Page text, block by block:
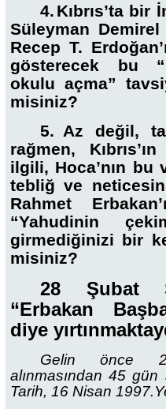
4. Kıbrıs’ta bir
Süleyman
Recep T.
gösterecek bu
okulu açma”
misiniz?
5. Az değil,
rağmen,
ilgili, Hoca’nın bu
tebliğ ve
Rahmet
“Yahudinin
girmediğinizi bir
misiniz?
28 Şubat
“Erbakan
diye
Gelin önce
alınmasından 45
Tarih, 16 Nisan